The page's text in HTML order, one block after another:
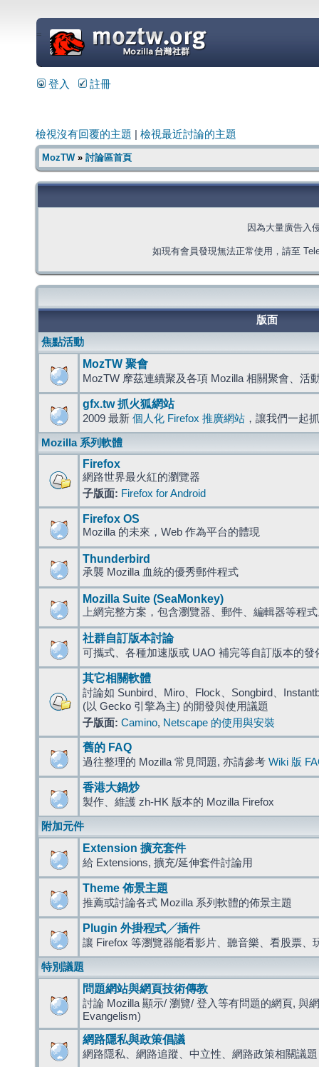
=
登入 註冊
檢視沒有回覆的主題 檢視最近討論的主題
MozTW» 討論區首頁
因為大量廣告入
如現有會員發現無法正常使用，請至
版面
焦點活動
MozTW 聚會
MozTW 摩茲連續聚及各項 Mozilla 相關聚會、活
gfx.tw 抓火狐網站
2009 最新 個人化 Firefox 推廣網站 ，讓我們一起
Mozilla 系列軟體
Firefox
網路世界最火紅的瀏覽器
子版面: Firefox for Android
Firefox OS
Mozilla 的未來，Web 作為平台的體現
Thunderbird
承襲 Mozilla 血統的優秀郵件程式
Mozilla Suite (SeaMonkey)
上網完整方案，包含瀏覽器、郵件、編輯器等程
社群自訂版本討論
可攜式、各種加速版或 UAO 補完等自訂版本的發
其它相關軟體
討論如 Sunbird、Miro、Flock、Songbird、
(以 Gecko 引擎為主) 的開發與使用議題
子版面: Camino, Netscape 的使用與安裝
舊的 FAQ
過往整理的 Mozilla 常見問題, 亦請參考 Wiki 版
香港大鍋炒
製作、維護 zh-HK 版本的 Mozilla Firefox
附加元件
Extension 擴充套件
給 Extensions, 擴充/延伸套件討論用
Theme 佈景主題
推薦或討論各式 Mozilla 系列軟體的佈景主題
Plugin 外掛程式╱插件
讓 Firefox 等瀏覽器能看影片、聽音樂、看股票、
特別議題
問題網站與網頁技術傳教
討論 Mozilla 顯示/ 瀏覽/ 登入等有問題的網頁, 與
Evangelism)
網路隱私與政策倡議
網路隱私、網路追蹤、中立性、網路政策相關議題